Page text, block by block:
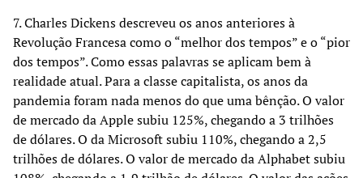
7. Charles Dickens descreveu os anos anteriores à
Revolução Francesa como o “melhor dos tempos” e o “pior
dos tempos”. Como essas palavras se aplicam bem à
realidade atual. Para a classe capitalista, os anos da
pandemia foram nada menos do que uma bênção. O valor
de mercado da Apple subiu 125%, chegando a 3 trilhões
de dólares. O da Microsoft subiu 110%, chegando a 2,5
trilhões de dólares. O valor de mercado da Alphabet subiu